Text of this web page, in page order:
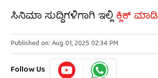
ಸಿನಿಮಾ ಸುದ್ದಿಗಳಿಗಾಗಿ ಇಲ್ಲಿಕ್ಲಿಕ್ ಮಾಡಿ
Published on: Aug 01, 2025 02:34 PM
Follow Us